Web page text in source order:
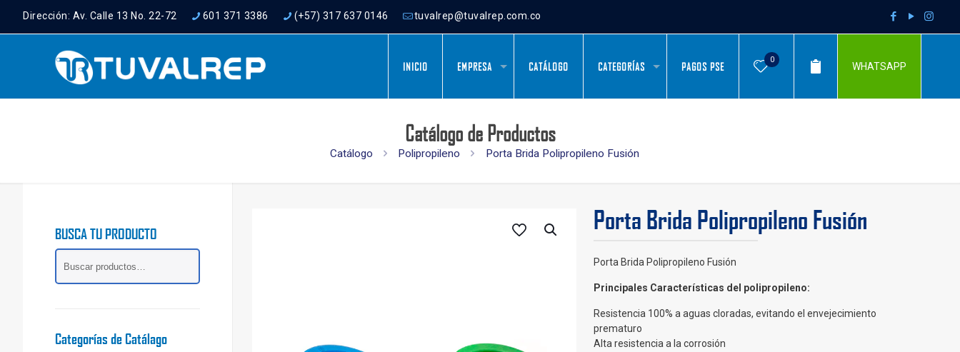
Dirección: Av. Calle 13 No. 22-72 601 371 3386 (+57) 317 637 0146 tuvalrep@tuvalrep.com.co
INICIO EMPRESA CATÁLOGO CATEGORÍAS PAGOS PSE
0
WHATSAPP
Catálogo de Productos
Catálogo Polipropileno Porta Brida Polipropileno Fusión
Porta Brida Polipropileno Fusión
Porta Brida Polipropileno Fusión
Principales Características del polipropileno:
Resistencia 100% a aguas cloradas, evitando el envejecimiento
prematuro
Alta resistencia a la corrosión
BUSCA TU PRODUCTO
Categorías de Catálago